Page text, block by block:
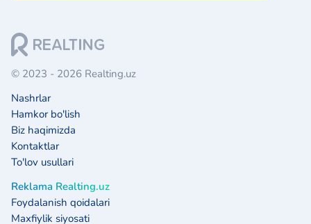
© 2023 - 2026 Realting.uz
Nashrlar
Hamkor bo'lish
Biz haqimizda
Kontaktlar
To'lov usullari
Reklama Realting.uz
Foydalanish qoidalari
Maxfiylik siyosati